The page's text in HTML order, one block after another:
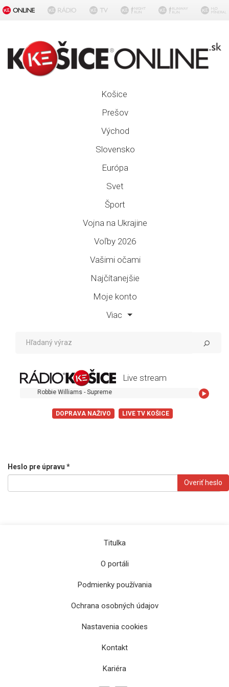
Košice
Prešov
Východ
Slovensko
Európa
Svet
Šport
Vojna na Ukrajine
Voľby 2026
Vašimi očami
Najčítanejšie
Moje konto
Viac
Live stream
Robbie Williams - Supreme
DOPRAVA NAŽIVO LIVE TV KOŠICE
Heslo pre úpravu *
Overiť heslo
Titulka
O portáli
Podmienky používania
Ochrana osobných údajov
Nastavenia cookies
Kontakt
Kariéra